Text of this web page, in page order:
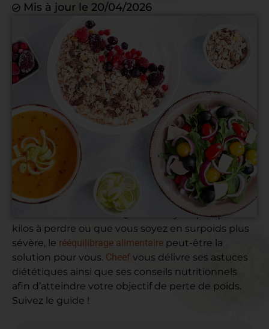
Mis à jour le 20/04/2026
Vous vous apprêtez à suivre un programme
alimentaire minceur ? Que vous ayez quelques
kilos à perdre ou que vous soyez en surpoids plus
sévère, le rééquilibrage alimentaire peut-être la
solution pour vous. Cheef vous délivre ses astuces
diététiques ainsi que ses conseils nutritionnels
afin d’atteindre votre objectif de perte de poids.
Suivez le guide !